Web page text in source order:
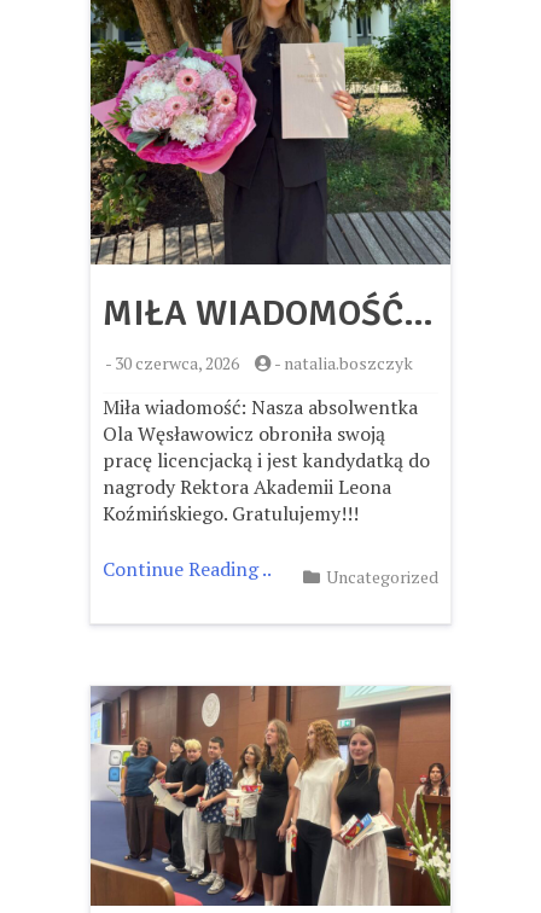
MIŁA WIADOMOŚĆ…
- 30 czerwca, 2026 - natalia.boszczyk
Miła wiadomość: Nasza absolwentka
Ola Węsławowicz obroniła swoją
pracę licencjacką i jest kandydatką do
nagrody Rektora Akademii Leona
Koźmińskiego. Gratulujemy!!!
Continue Reading .. Uncategorized